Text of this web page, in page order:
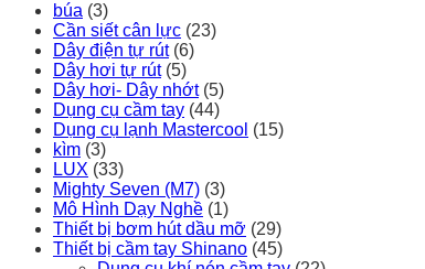
búa (3)
Cần siết cân lực (23)
Dây điện tự rút (6)
Dây hơi tự rút (5)
Dây hơi- Dây nhớt (5)
Dụng cụ cầm tay (44)
Dụng cụ lạnh Mastercool (15)
kìm (3)
LUX (33)
Mighty Seven (M7) (3)
Mô Hình Dạy Nghề (1)
Thiết bị bơm hút dầu mỡ (29)
Thiết bị cầm tay Shinano (45)